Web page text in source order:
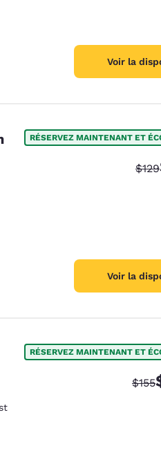
Voir la
RÉSERVEZ MAINTENANT ET
$129
Voir la
RÉSERVEZ MAINTENANT ET
Tarif
$155